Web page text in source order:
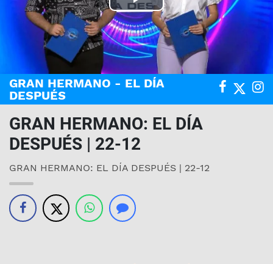
Play
Video
GRAN HERMANO - EL DÍA
DESPUÉS
GRAN HERMANO: EL DÍA
DESPUÉS | 22-12
GRAN HERMANO: EL DÍA DESPUÉS | 22-12